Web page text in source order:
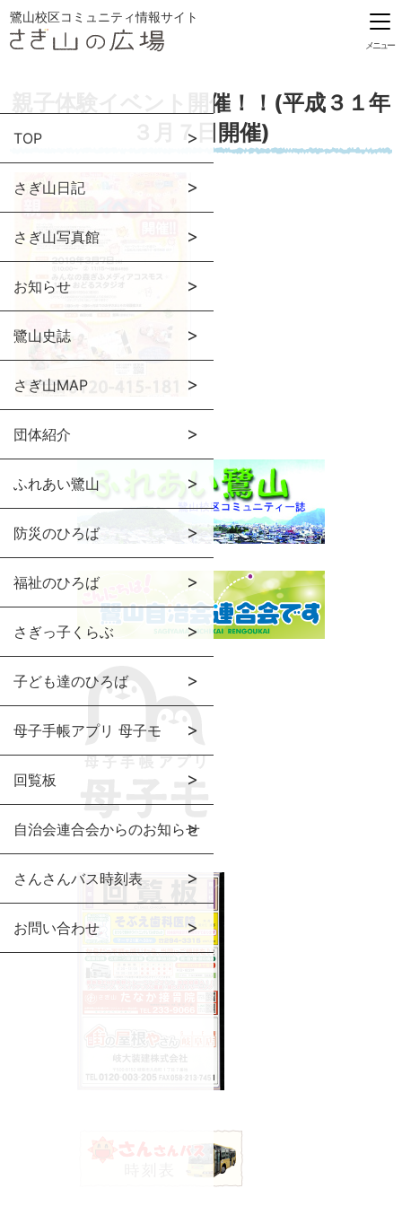
鷺山校区コミュニティ情報サイト
メニュー
TOP
さぎ山日記
さぎ山写真館
お知らせ
鷺山史誌
さぎ山MAP
団体紹介
ふれあい鷺山
防災のひろば
福祉のひろば
さぎっ子くらぶ
子ども達のひろば
母子手帳アプリ 母子モ
回覧板
自治会連合会からのお知らせ
さんさんバス時刻表
お問い合わせ
親子体験イベント開催！！(平成３１年
３月７日開催)